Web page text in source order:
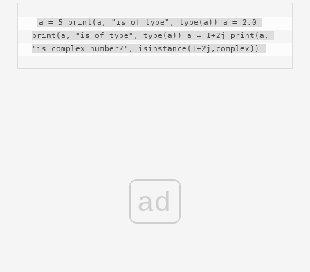
a = 5 print(a, "is of type", type(a)) a = 2.0
print(a, "is of type", type(a)) a = 1+2j print(a,
"is complex number?", isinstance(1+2j,complex))
ad